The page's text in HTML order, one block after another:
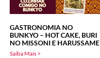
GASTRONOMIA NO
BUNKYO – HOT CAKE, BURI
NO MISSONI E HARUSSAME
Saiba Mais >